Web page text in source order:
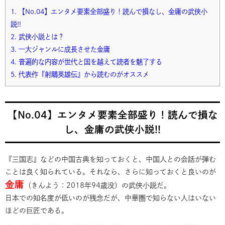
1. 【No.04】エンタメ要素全部盛り！読んで損なし、金庸の武侠小
説!!
2. 武侠小説とは？
3. 一大ジャンルに成長させた金庸
4. 普遍的な内容が世代と国を越えて読者を魅了する
5. 代表作『射鵰英雄伝』から読むのがオススメ
【No.04】エンタメ要素全部盛り！読んで損な
し、金庸の武侠小説!!
『三国志』などの中国古典を知っておくと、中国人との会話が弾む
ことは良く知られている。それなら、さらに知っておくと良いのが
金庸 （きんよう：2018年94歳没）の武侠小説だ。
日本での知名度が低いのが残念だが、中華圏で知らない人はいない
ほどの巨匠である。